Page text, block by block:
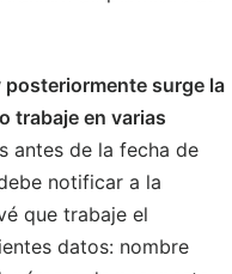
posteriormente surge la
trabaje en varias
antes de la fecha de
notificar a la
que trabaje el
datos: nombre